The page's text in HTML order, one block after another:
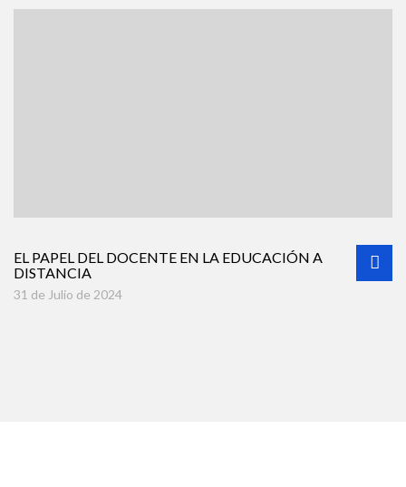
EL PAPEL DEL DOCENTE EN LA EDUCACIÓN A
DISTANCIA
31 de Julio de 2024